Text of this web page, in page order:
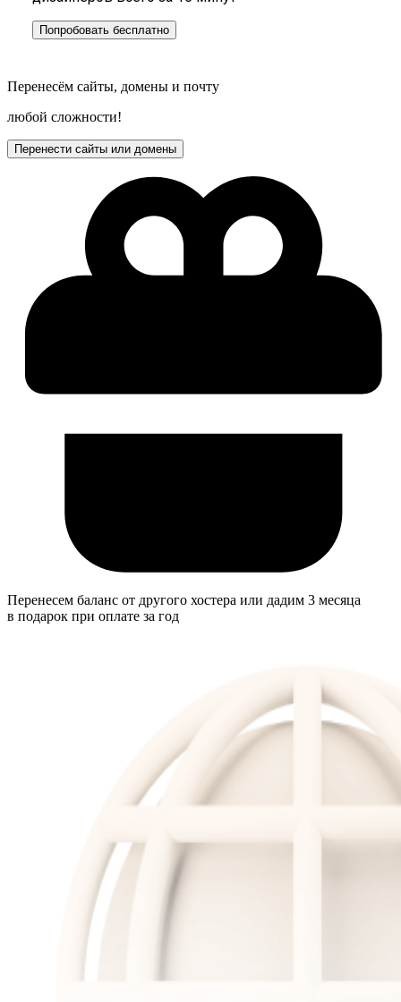
Попробовать бесплатно
Перенесём сайты, домены и почту
любой сложности!
Перенести сайты или домены
Перенесем баланс от другого хостера или дадим 3 месяца
в подарок при оплате за год